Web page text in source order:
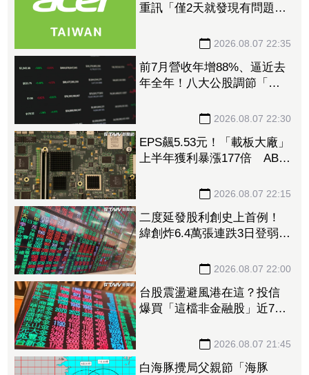
重訊「僅2天就發現有問題」
2026.08.07 22:35
前7月營收年增88%、逼近去
年全年！八大公股調節「這
2026.08.07 22:30
EPS飆5.53元！「載板大廠」
上半年獲利暴漲177倍 ABF
2026.08.07 22:15
二度延發股利創史上首例！
緯創炸6.4萬張連跌3日登弱勢
2026.08.07 22:00
台股震盪避風港在這？投信
爆買「這檔非金融股」近7千
2026.08.07 21:45
白海豚攪局父親節「海豚